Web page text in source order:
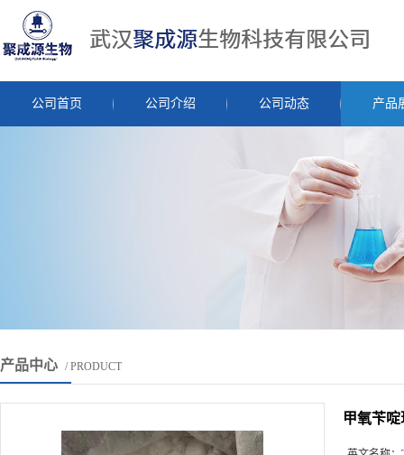
公司首页 公司介绍 公司动态 产品
产品中心 / PRODUCT
甲氧苄